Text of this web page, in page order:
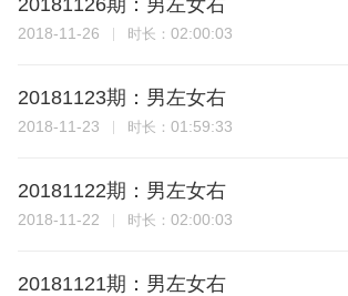
20181126期：男左女右
2018-11-26 时长： 02:00:03
20181123期：男左女右
2018-11-23 时长： 01:59:33
20181122期：男左女右
2018-11-22 时长： 02:00:03
20181121期：男左女右